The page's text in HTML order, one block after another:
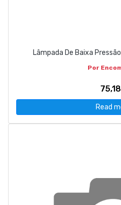
Lâmpada De Baixa
Por
Read